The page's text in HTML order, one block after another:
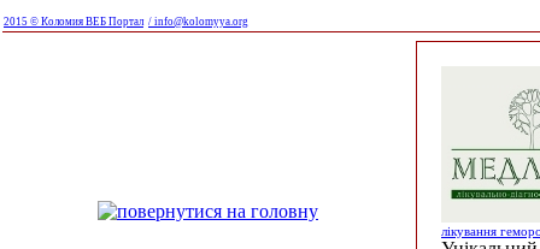
2015 © Коломия ВЕБ Портал / info@kolomyya.org
лікування